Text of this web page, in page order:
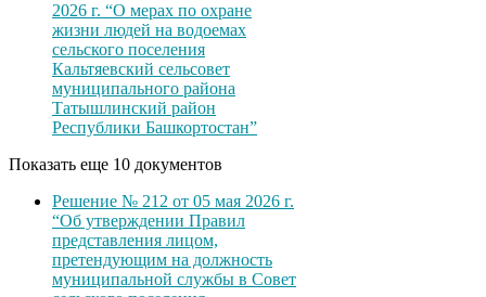
2026 г. “О мерах по охране
жизни людей на водоемах
сельского поселения
Кальтяевский сельсовет
муниципального района
Татышлинский район
Республики Башкортостан”
Показать еще 10 документов
Решение № 212 от 05 мая 2026 г.
“Об утверждении Правил
представления лицом,
претендующим на должность
муниципальной службы в Совет